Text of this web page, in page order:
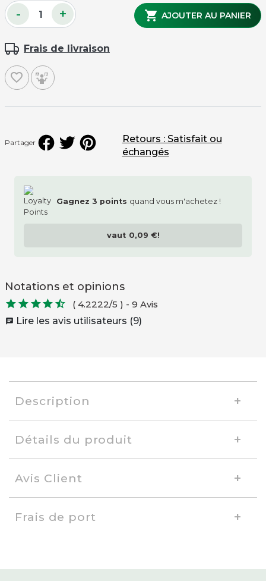
- +  AJOUTER AU PANIER
Frais de livraison
favorite_border
Partager
Gagnez 3 points quand vous m'achetez !
vaut 0,09 €!
Retours : Satisfait ou
échangés
Notations et opinions
 ( 4.2222/5 ) - 9 Avis
chat Lire les avis utilisateurs (9)
Description
Détails du produit
Avis Client
Frais de port